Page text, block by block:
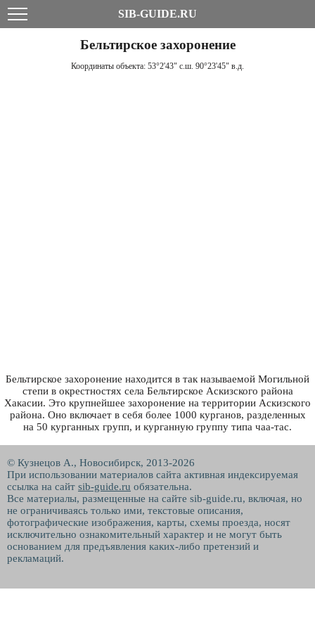
SIB-GUIDE.RU
Бельтирское захоронение
Координаты объекта: 53°2'43" с.ш. 90°23'45" в.д.
Бельтирское захоронение находится в так называемой Могильной
степи в окрестностях села Бельтирское Аскизского района
Хакасии. Это крупнейшее захоронение на территории Аскизского
района. Оно включает в себя более 1000 курганов, разделенных
на 50 курганных групп, и курганную группу типа чаа-тас.
© Кузнецов А., Новосибирск, 2013-2026
При использовании материалов сайта активная индексируемая
ссылка на сайт sib-guide.ru обязательна.
Все материалы, размещенные на сайте sib-guide.ru, включая, но
не ограничиваясь только ими, текстовые описания,
фотографические изображения, карты, схемы проезда, носят
исключительно ознакомительный характер и не могут быть
основанием для предъявления каких-либо претензий и
рекламаций.